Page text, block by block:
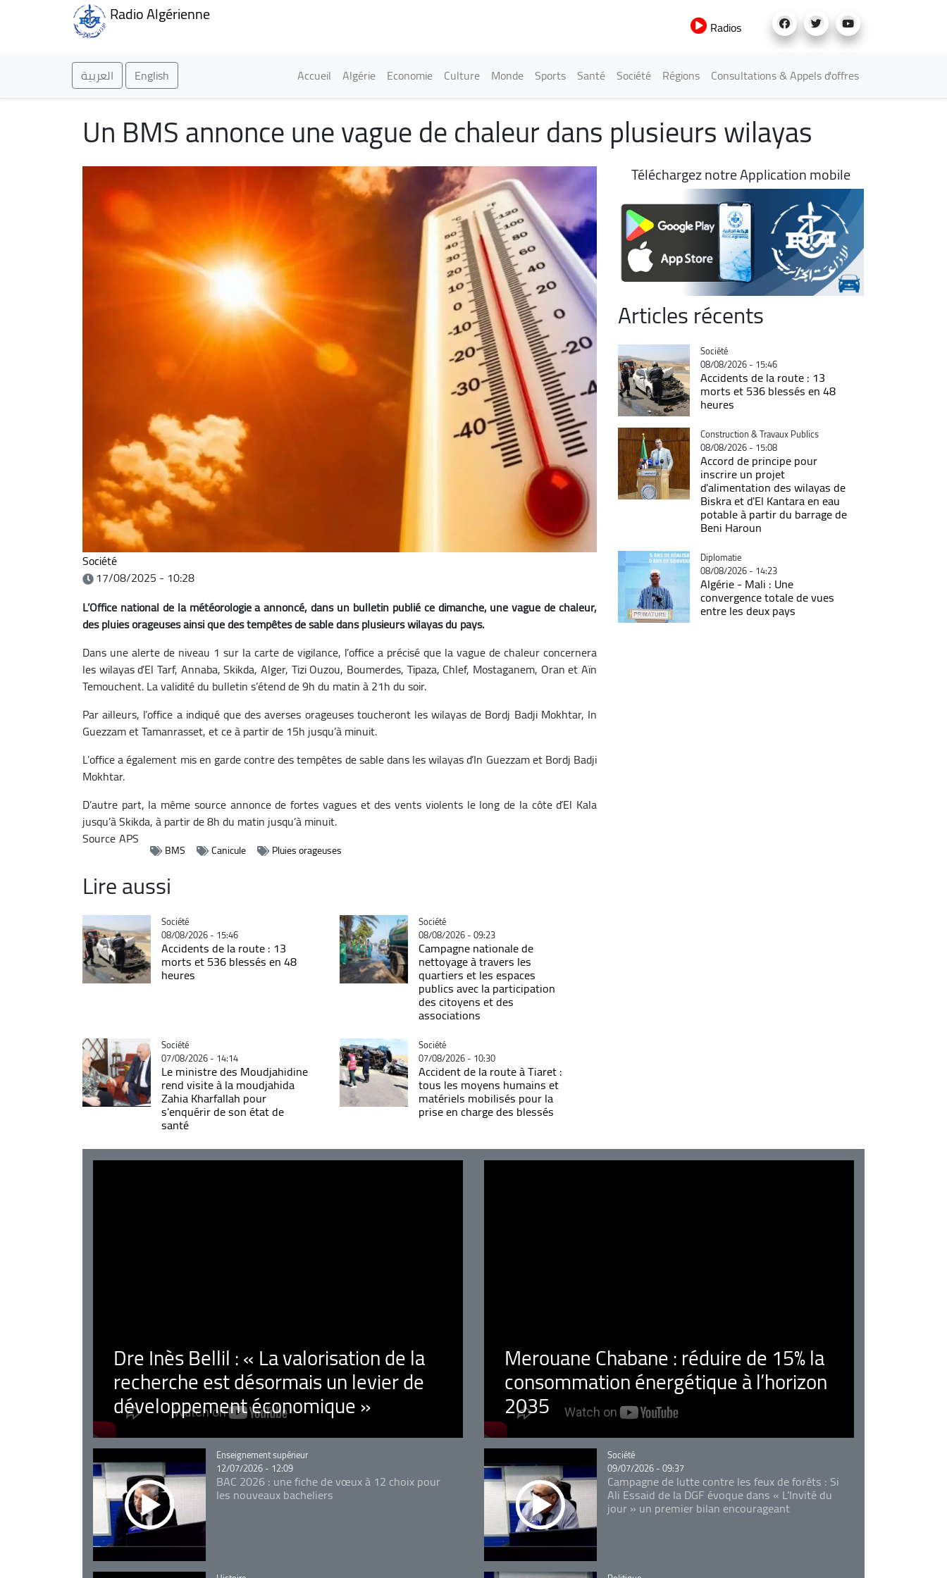
Radio Algérienne
Radios
العربية English Main navigation
Accueil Algérie Economie Culture Monde Sports Santé Société Régions Consultations & Appels d'offres
Un BMS annonce une vague de chaleur dans plusieurs wilayas
Société
17/08/2025 - 10:28
L’Office national de la météorologie a annoncé, dans un bulletin publié ce dimanche, une vague de chaleur,
des pluies orageuses ainsi que des tempêtes de sable dans plusieurs wilayas du pays.
Dans une alerte de niveau 1 sur la carte de vigilance, l’office a précisé que la vague de chaleur concernera
les wilayas d’El Tarf, Annaba, Skikda, Alger, Tizi Ouzou, Boumerdes, Tipaza, Chlef, Mostaganem, Oran et Aïn
Temouchent. La validité du bulletin s’étend de 9h du matin à 21h du soir.
Par ailleurs, l’office a indiqué que des averses orageuses toucheront les wilayas de Bordj Badji Mokhtar, In
Guezzam et Tamanrasset, et ce à partir de 15h jusqu’à minuit.
L’office a également mis en garde contre des tempêtes de sable dans les wilayas d’In Guezzam et Bordj Badji
Mokhtar.
D’autre part, la même source annonce de fortes vagues et des vents violents le long de la côte d’El Kala
jusqu’à Skikda, à partir de 8h du matin jusqu’à minuit.
SourceAPS
BMS Canicule Pluies orageuses
Lire aussi
Catégorie
Société
08/08/2026 - 15:46
Accidents de la route : 13
morts et 536 blessés en 48
heures
Catégorie
Société
08/08/2026 - 09:23
Campagne nationale de
nettoyage à travers les
quartiers et les espaces
publics avec la participation
des citoyens et des
associations
Catégorie
Société
07/08/2026 - 14:14
Le ministre des Moudjahidine
rend visite à la moudjahida
Zahia Kharfallah pour
s'enquérir de son état de
santé
Catégorie
Société
07/08/2026 - 10:30
Accident de la route à Tiaret :
tous les moyens humains et
matériels mobilisés pour la
prise en charge des blessés
Téléchargez notre Application mobile
Articles récents
Catégorie
Société
08/08/2026 - 15:46
Accidents de la route : 13
morts et 536 blessés en 48
heures
Catégorie
Construction & Travaux Publics
08/08/2026 - 15:08
Accord de principe pour
inscrire un projet
d'alimentation des wilayas de
Biskra et d'El Kantara en eau
potable à partir du barrage de
Beni Haroun
Catégorie
Diplomatie
08/08/2026 - 14:23
Algérie - Mali : Une
convergence totale de vues
entre les deux pays
Dre Inès Bellil : « La valorisation de la
recherche est désormais un levier de
développement économique »
Merouane Chabane : réduire de 15% la
consommation énergétique à l’horizon
2035
Catégorie
Enseignement supérieur
12/07/2026 - 12:09
BAC 2026 : une fiche de vœux à 12 choix pour
les nouveaux bacheliers
Catégorie
Société
09/07/2026 - 09:37
Campagne de lutte contre les feux de forêts : Si
Ali Essaid de la DGF évoque dans « L'Invité du
jour » un premier bilan encourageant